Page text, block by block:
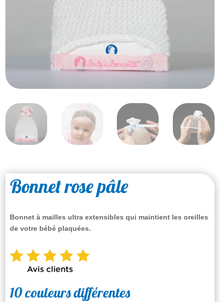
Bonnet rose pâle
Bonnet à mailles ultra extensibles qui maintient les oreilles
de votre bébé plaquées.
10 couleurs différentes